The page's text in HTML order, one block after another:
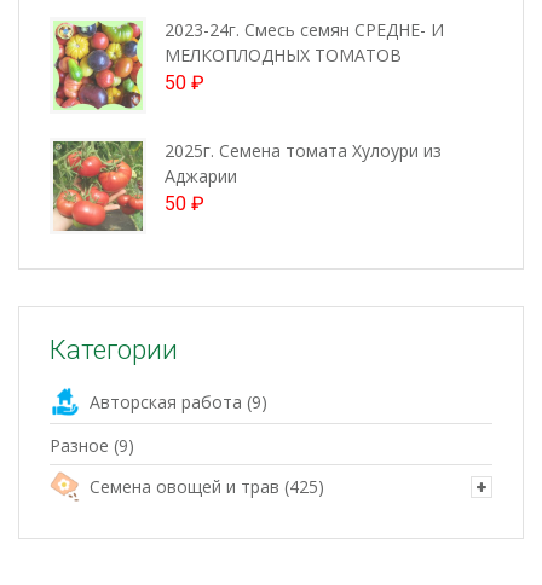
2023-24г. Смесь семян СРЕДНЕ- И
МЕЛКОПЛОДНЫХ ТОМАТОВ
50 ₽
2025г. Семена томата Хулоури из
Аджарии
50 ₽
Категории
Авторская работа (9)
Разное (9)
Семена овощей и трав (425)